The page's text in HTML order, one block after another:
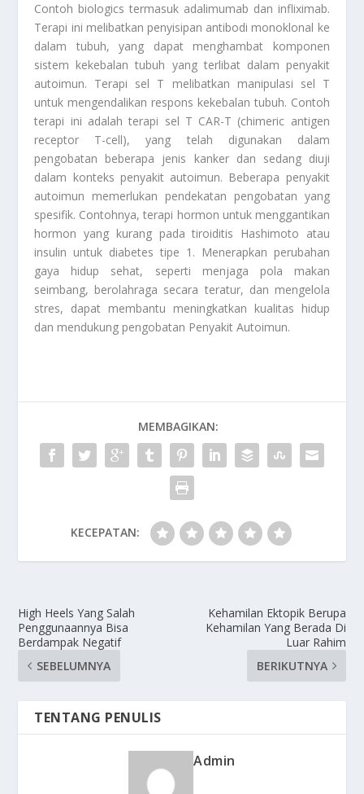
Contoh biologics termasuk adalimumab dan infliximab.
Terapi ini melibatkan penyisipan antibodi monoklonal ke
dalam tubuh, yang dapat menghambat komponen
sistem kekebalan tubuh yang terlibat dalam penyakit
autoimun. Terapi sel T melibatkan manipulasi sel T
untuk mengendalikan respons kekebalan tubuh. Contoh
terapi ini adalah terapi sel T CAR-T (chimeric antigen
receptor T-cell), yang telah digunakan dalam
pengobatan beberapa jenis kanker dan sedang diuji
dalam konteks penyakit autoimun. Beberapa penyakit
autoimun memerlukan pendekatan pengobatan yang
spesifik. Contohnya, terapi hormon untuk menggantikan
hormon yang kurang pada tiroiditis Hashimoto atau
insulin untuk diabetes tipe 1. Menerapkan perubahan
gaya hidup sehat, seperti menjaga pola makan
seimbang, berolahraga secara teratur, dan mengelola
stres, dapat membantu meningkatkan kualitas hidup
dan mendukung pengobatan Penyakit Autoimun.
MEMBAGIKAN:
KECEPATAN:
High Heels Yang Salah
Penggunaannya Bisa
Berdampak Negatif
SEBELUMNYA
Kehamilan Ektopik Berupa
Kehamilan Yang Berada Di
Luar Rahim
BERIKUTNYA
TENTANG PENULIS
Admin